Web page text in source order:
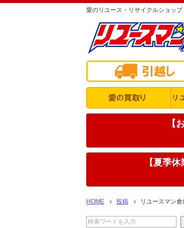
愛のリユース・リサイクルショッ
【
【夏季
HOME 投稿 リユースマン